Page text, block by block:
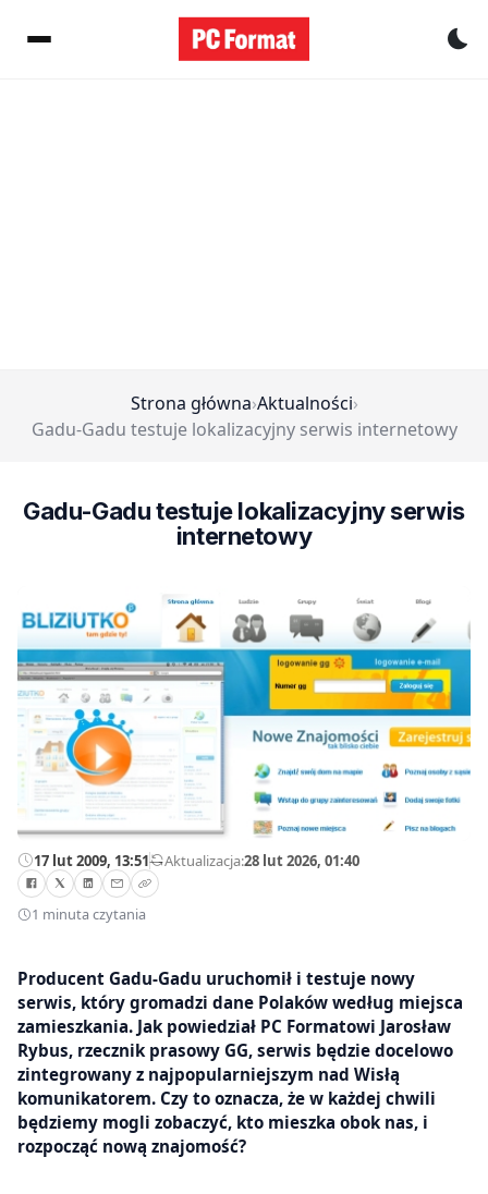
Strona główna›Aktualności›
Gadu-Gadu testuje lokalizacyjny serwis internetowy
Gadu-Gadu testuje lokalizacyjny serwis
internetowy
17 lut 2009, 13:51—Aktualizacja:28 lut 2026, 01:40
1 minuta czytania
Producent Gadu-Gadu uruchomił i testuje nowy
serwis, który gromadzi dane Polaków według miejsca
zamieszkania. Jak powiedział PC Formatowi Jarosław
Rybus, rzecznik prasowy GG, serwis będzie docelowo
zintegrowany z najpopularniejszym nad Wisłą
komunikatorem. Czy to oznacza, że w każdej chwili
będziemy mogli zobaczyć, kto mieszka obok nas, i
rozpocząć nową znajomość?